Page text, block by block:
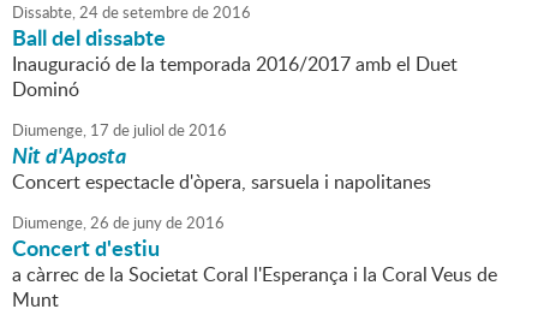
Dissabte,24desetembrede2016
Ball del dissabte
Inauguració de la temporada 2016/2017 amb el Duet
Dominó
Diumenge, 17 de juliol de2016
Nit d'Aposta
Concert espectacle d'òpera, sarsuela i napolitanes
Diumenge,26 de junyde2016
Concert d'estiu
a càrrec de la Societat Coral l'Esperança i la Coral Veus de
Munt